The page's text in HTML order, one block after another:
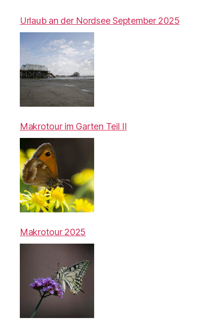
Urlaub an der Nordsee September 2025
Makrotour im Garten Teil II
Makrotour 2025